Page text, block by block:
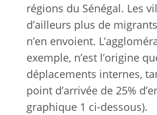
régions du Sénégal. Les
d’ailleurs plus de
n’en envoient.
exemple, n’est l’origine
déplacements internes,
point d’arrivée de 25%
graphique 1 ci-dessous).